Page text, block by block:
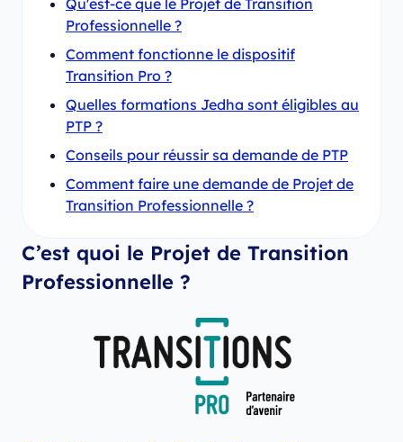
Professionnelle ?
Comment fonctionne le dispositif
Transition Pro ?
Quelles formations Jedha sont éligibles au
PTP ?
Conseils pour réussir sa demande de PTP
Comment faire une demande de Projet de
Transition Professionnelle ?
C’est quoi le Projet de Transition
Professionnelle ?